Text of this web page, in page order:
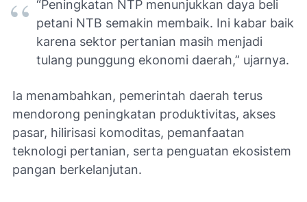
“Peningkatan NTP menunjukkan daya beli
petani NTB semakin membaik. Ini kabar baik
karena sektor pertanian masih menjadi
tulang punggung ekonomi daerah,” ujarnya.
Ia menambahkan, pemerintah daerah terus
mendorong peningkatan produktivitas, akses
pasar, hilirisasi komoditas, pemanfaatan
teknologi pertanian, serta penguatan ekosistem
pangan berkelanjutan.